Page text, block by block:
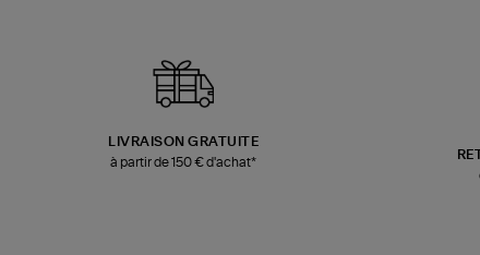
LIVRAISON GRATUITE
à partir de 150 € d'achat*